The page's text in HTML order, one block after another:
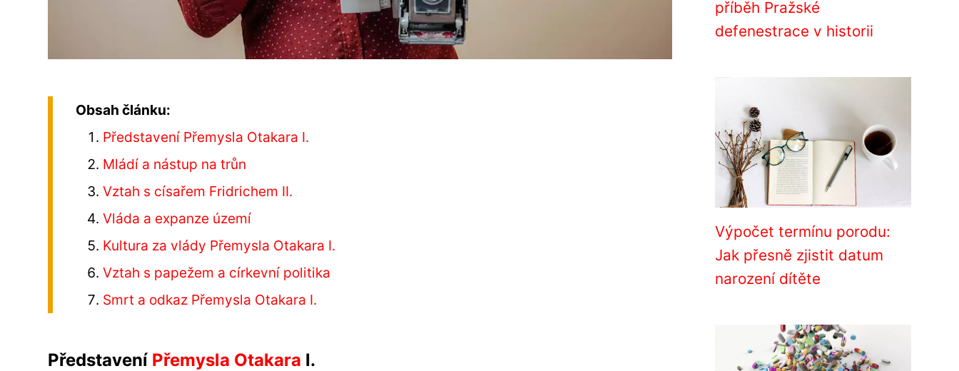
Obsah článku:
Představení Přemysla Otakara I.
Mládí a nástup na trůn
Vztah s císařem Fridrichem II.
Vláda a expanze území
Kultura za vlády Přemysla Otakara I.
Vztah s papežem a církevní politika
Smrt a odkaz Přemysla Otakara I.
Představení Přemysla Otakara I.
příběh Pražské
defenestrace v historii
Výpočet termínu porodu:
Jak přesně zjistit datum
narození dítěte